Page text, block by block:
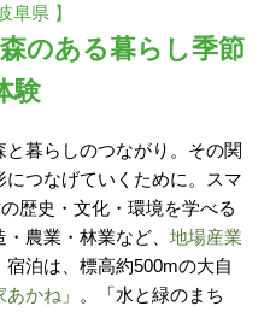
阜県 】
のある暮らし季節
験
暮らしのつながり。その関
つなげていくために。スマ
歴史・文化・環境を学べる
農業・林業など、 地場産業
宿泊は、標高約500mの大自
あかね」
。「水と緑のまち